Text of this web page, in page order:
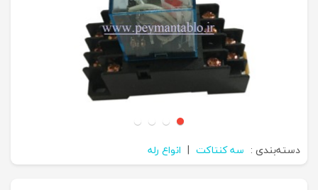
دسته‌بندی : سه کنتاکت | انواع رله